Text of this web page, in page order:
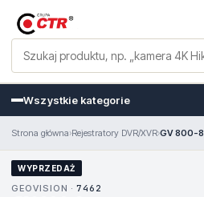
Wszystkie kategorie
Strona główna›Rejestratory DVR/XVR›GV 800-8
WYPRZEDAŻ
GEOVISION · 7462